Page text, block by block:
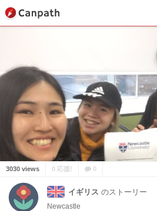
3030 views 0 応援! 0
イギリス のストーリー
Newcastle